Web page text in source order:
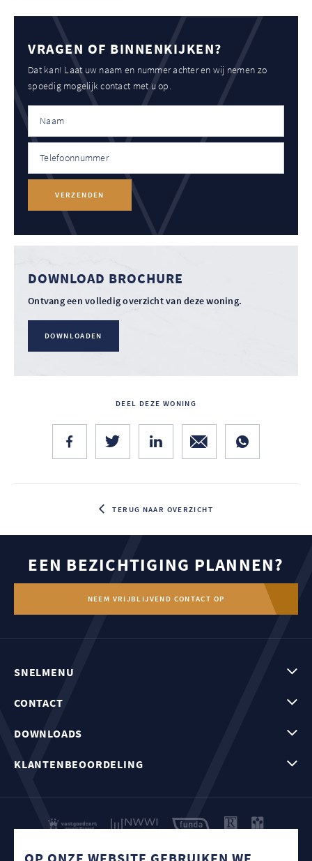
VRAGEN OF BINNENKIJKEN?
Dat kan! Laat uw naam en nummer achter en wij nemen zo
spoedig mogelijk contact met u op.
VERZENDEN
DOWNLOAD BROCHURE
Ontvang een volledig overzicht van deze woning.
DOWNLOADEN
TERUG NAAR OVERZICHT
DEEL DEZE WONING
EEN BEZICHTIGING PLANNEN?
NEEM VRIJBLIJVEND CONTACT OP
SNELMENU
CONTACT
DOWNLOADS
KLANTENBEOORDELING